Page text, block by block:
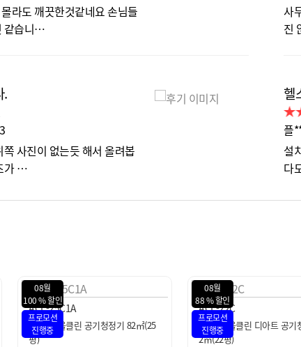
라도 깨끗한것같네요 손님들
같습니…
사
진
.
사진이 없는듯 해서 올려봅
가 …
헬
플
설
다
08월
88 % 할인
프로모션
진행중
ACL-22C
SK매직 올클린 디아트 공기청정기 7
2㎡(22평)
08월
96 % 할인
프로모션
진행중
ACL-16C
SK매직 올클린 디아트 공기
2㎡(16평)